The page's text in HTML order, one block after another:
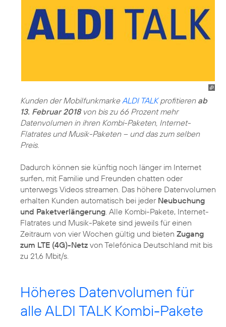
Kunden der Mobilfunkmarke ALDI TALKprofitieren ab
13. Februar 2018von bis zu 66 Prozent mehr
Datenvolumen in ihren Kombi-Paketen, Internet-
Flatrates und Musik-Paketen – und das zum selben
Preis.
Dadurch können sie künftig noch länger im Internet
surfen, mit Familie und Freunden chatten oder
unterwegs Videos streamen. Das höhere Datenvolumen
erhalten Kunden automatisch bei jeder Neubuchung
und Paketverlängerung . Alle Kombi-Pakete, Internet-
Flatrates und Musik-Pakete sind jeweils für einen
Zeitraum von vier Wochen gültig und bieten Zugang
zum LTE (4G)-Netz von Telefónica Deutschland mit bis
zu 21,6 Mbit/s.
Höheres Datenvolumen für
alle ALDI TALK Kombi-Pakete